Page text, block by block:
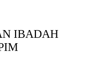
IBADAH